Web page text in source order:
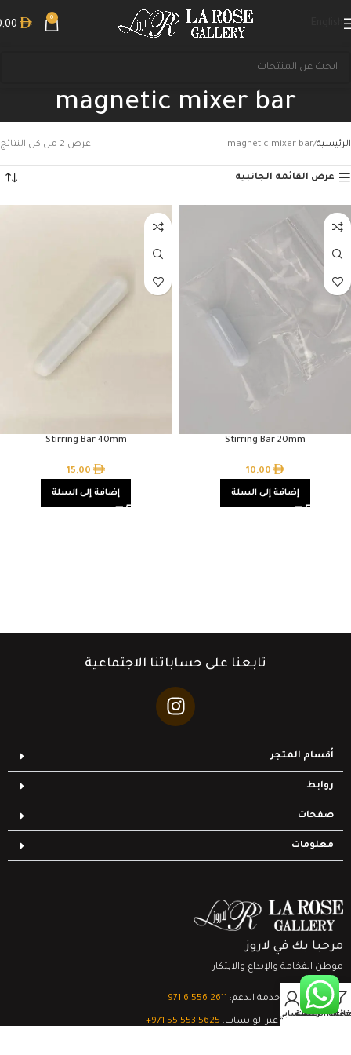
0
magnetic mixer bar
الرئيسية magnetic mixer bar عرض ⁦2⁩ من كل النتائج
عرض القائمة الجانبية
Stirring Bar 20mm
10,00
إضافة إلى السلة
Stirring Bar 40mm
15,00
إضافة إلى السلة
تابعنا على حساباتنا الاجتماعية
أقسام المتجر
روابط
صفحات
معلومات
مرحبا بك في لاروز
موطن الفخامة والإبداع والابتكار
تواصل مع خدمة الدعم: ‎+971 6 556 2611
الدعم الفني عبر الواتساب: ‎+971 55 553 5625
قائمة الرغبات
0
السلةحسابي